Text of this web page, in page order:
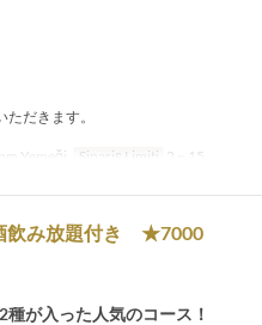
だきます。
Yemeği Sipariş Limiti 2 ~ 15
飲み放題付き ★7000
が入った人気のコース！